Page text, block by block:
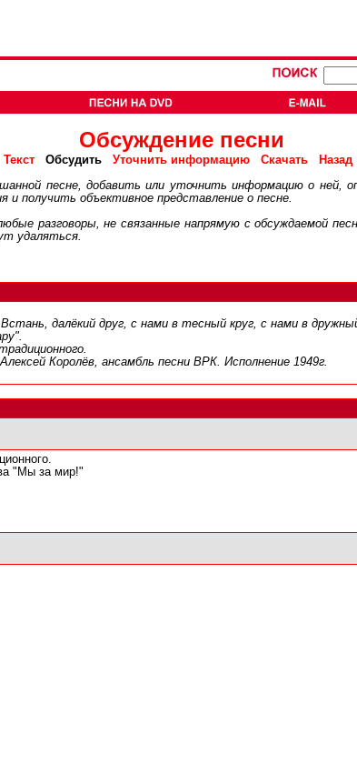
Обсуждение песни
Текст Обсудить Уточнить информацию Скачать
Назад
песне, добавить или уточнить информацию о ней,
получить объективное представление о песне.
разговоры, не связанные напрямую с обсуждаемой
удаляться.
далёкий друг, с нами в тесный круг, с нами в
Королёв, ансамбль песни ВРК. Исполнение 1949г.
"Мы за мир!"